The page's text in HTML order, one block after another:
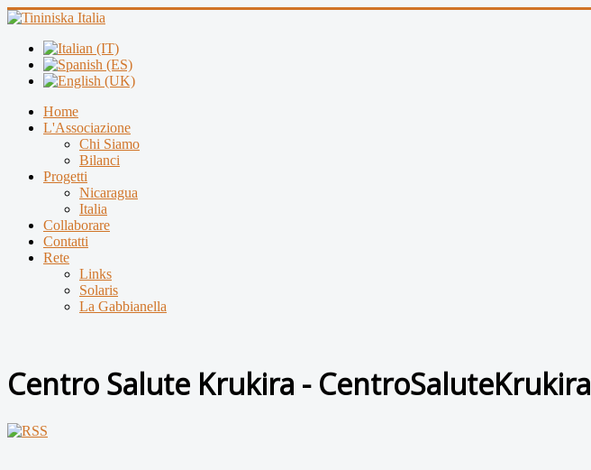
Home
L'Associazione
Chi Siamo
Bilanci
Progetti
Nicaragua
Italia
Collaborare
Contatti
Rete
Links
Solaris
La Gabbianella
Centro Salute Krukira - CentroSaluteKrukira